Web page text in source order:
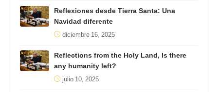
Reflexiones desde Tierra Santa: Una
Navidad diferente
diciembre 16, 2025
Reflections from the Holy Land, Is there
any humanity left?
julio 10, 2025